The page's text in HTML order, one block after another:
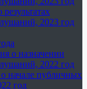
2023 год
о назначении
2022 год
начале публичных
год